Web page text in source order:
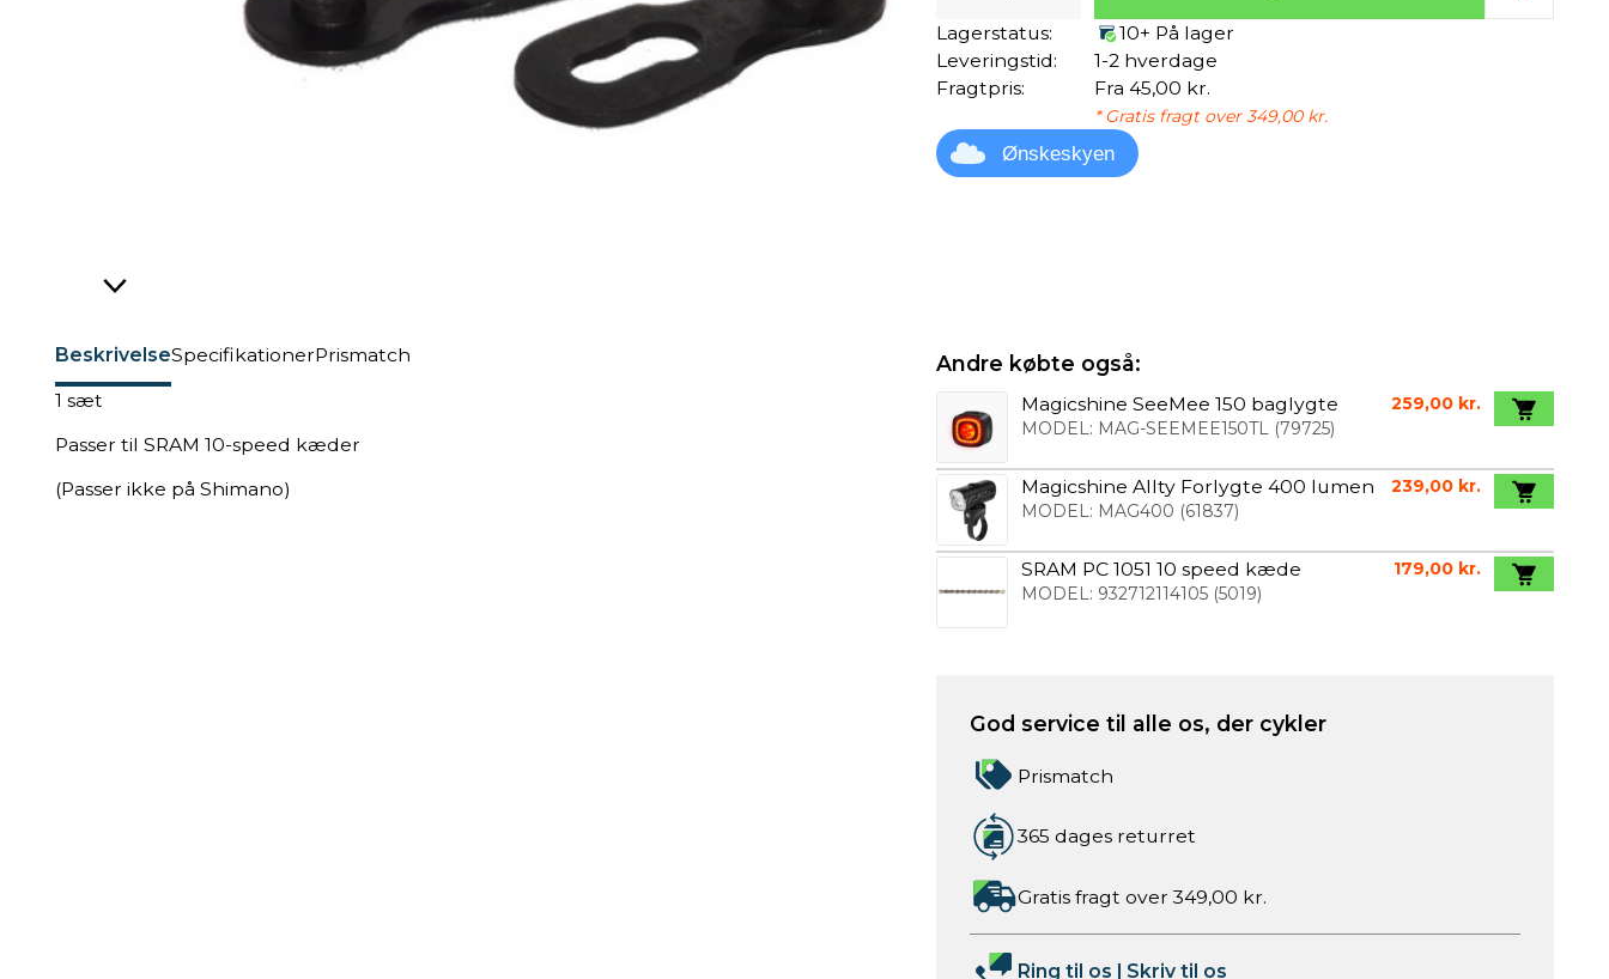
BeskrivelseSpecifikationerPrismatch
1 sæt
Passer til SRAM 10-speed kæder
(Passer ikke på Shimano)
Lagerstatus:
10+ På lager
Leveringstid:
1-2 hverdage
Fragtpris:
Fra 45,00 kr.
* Gratis fragt over 349,00 kr.
Ønskeskyen
Andre købte også:
Magicshine SeeMee 150 baglygte
MODEL: MAG-SEEMEE150TL(79725)
259,00 kr.
Magicshine Allty Forlygte 400 lumen
MODEL: MAG400 (61837)
239,00 kr.
SRAM PC 1051 10 speed kæde
MODEL: 932712114105(5019)
179,00 kr.
God service til alle os, der cykler
Prismatch
365 dages returret
Gratis fragt over 349,00 kr.
Ring til os | Skriv til os